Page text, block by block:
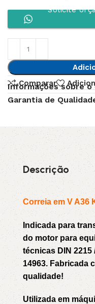
Solicite
Comparar
Informações sobre o
Garantia de
Descrição
Correia em V A36
Indicada para
do motor para
técnicas DIN 2215
14963. Fabricada
qualidade!
Utilizada em